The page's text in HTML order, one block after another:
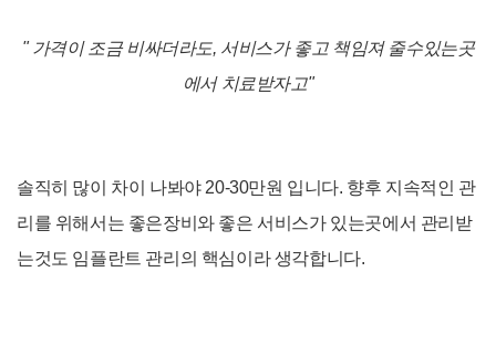
" 가격이 조금 비싸더라도, 서비스가 좋고 책임져 줄수있는곳
에서 치료받자고"
솔직히 많이 차이 나봐야 20-30만원 입니다. 향후 지속적인 관
리를 위해서는 좋은장비와 좋은 서비스가 있는곳에서 관리받
는것도 임플란트 관리의 핵심이라 생각합니다.